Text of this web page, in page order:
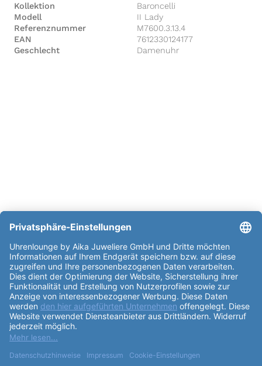
Kollektion
Baroncelli
Modell
II Lady
Referenznummer
M7600.3.13.4
EAN
7612330124177
Geschlecht
Damenuhr